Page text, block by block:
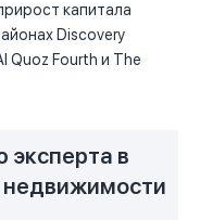
капитала
Discovery
Quoz Fourth и The
эксперта в
недвижимости